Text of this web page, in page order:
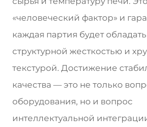
«человеческий фактор» и
каждая партия будет
структурной жесткостью и
текстурой. Достижение
качества — это не только
оборудования, но и вопрос
интеллектуальной